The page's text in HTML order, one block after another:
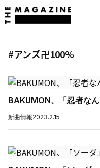
#アンズ卍100%
BAKUMON、「忍者な
新曲情報2023.2.15